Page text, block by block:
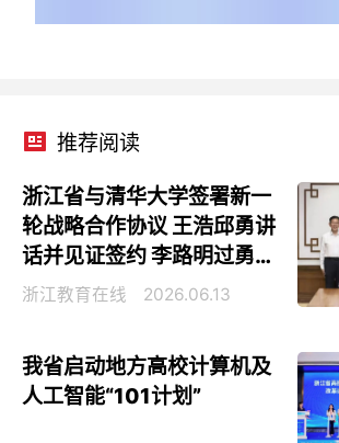
推荐阅读
浙江省与清华大学签署新一
轮战略合作协议 王浩邱勇讲
话并见证签约 李路明过勇出
席
浙江教育在线 2026.06.13
我省启动地方高校计算机及
人工智能“101计划”